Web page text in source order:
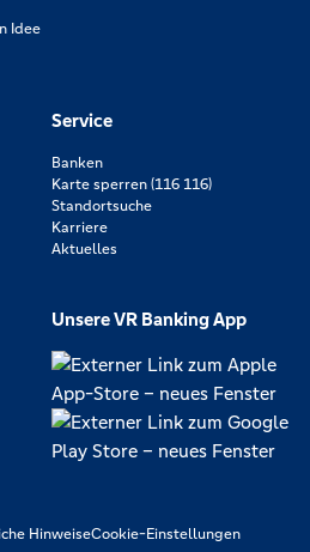
Idee
Service
Banken
Karte sperren (116 116)
Standortsuche
Karriere
Aktuelles
Unsere VR Banking App
HinweiseCookie-Einstellungen